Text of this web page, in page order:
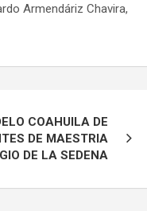
Armendáriz Chavira,
COAHUILA DE
DE MAESTRIA
DE LA SEDENA